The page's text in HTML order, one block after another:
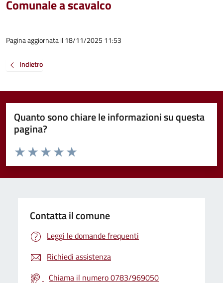
Comunale a scavalco
Pagina aggiornata il 18/11/2025 11:53
Indietro
Quanto sono chiare le informazioni su questa
pagina?
Valuta da 1 a 5 stelle la pagina
Valuta 5 stelle su 5
Valuta 4 stelle su 5
Valuta 3 stelle su 5
Valuta 2 stelle su 5
Valuta 1 stelle su 5
Contatta il comune
Leggi le domande frequenti
Richiedi assistenza
Chiama il numero 0783/969050